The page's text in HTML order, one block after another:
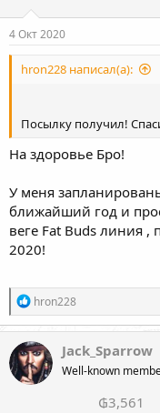
4 Окт 2020
hron228 написал(а):
Посылку получил!
На здоровье Бро!
У меня
ближайший год и
веге Fat Buds линия ,
2020!
Р
е
а
к
ц
и
и
hron228
Jack_Sparrow
Well-known
₲3,561